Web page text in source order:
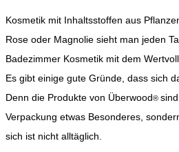
Kosmetik mit Inhaltsstoffen aus
Rose oder Magnolie sieht man jeden
Badezimmer Kosmetik mit dem
Es gibt einige gute Gründe, dass sich
Denn die Produkte von Überwood®
Verpackung etwas Besonderes,
sich ist nicht alltäglich.